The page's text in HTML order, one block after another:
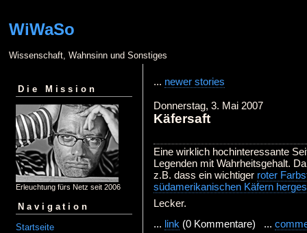
WiWaSo
Wissenschaft, Wahnsinn und Sonstiges
Die Mission
Erleuchtung fürs Netz seit 2006
Navigation
Startseite
... newer stories
Donnerstag, 3. Mai 2007
Käfersaft
Eine wirklich hochinteressante
Legenden mit Wahrheitsgehalt.
z.B. dass ein wichtiger roter
südamerikanischen Käfern
Lecker.
... link (0 Kommentare) ...